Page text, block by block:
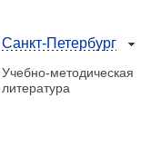
Санкт-Петербург
Учебно-методическая
литература